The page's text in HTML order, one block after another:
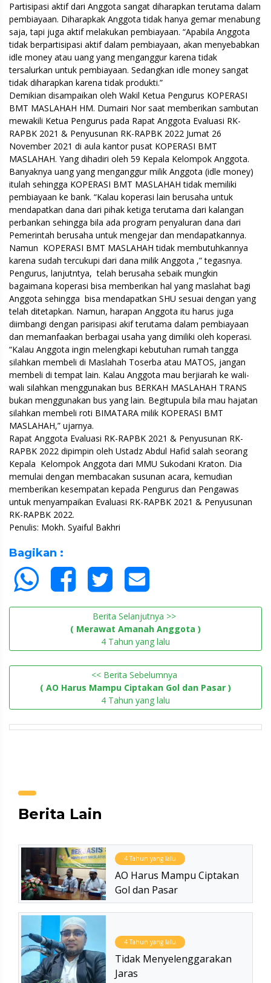
Partisipasi aktif dari Anggota sangat diharapkan terutama dalam
pembiayaan. Diharapkak Anggota tidak hanya gemar menabung
saja, tapi juga aktif melakukan pembiayaan. “Apabila Anggota
tidak berpartisipasi aktif dalam pembiayaan, akan menyebabkan
idle money atau uang yang menganggur karena tidak
tersalurkan untuk pembiayaan. Sedangkan idle money sangat
tidak diharapkan karena tidak produkti.”
Demikian disampaikan oleh Wakil Ketua Pengurus KOPERASI
BMT MASLAHAH HM. Dumairi Nor saat memberikan sambutan
mewakili Ketua Pengurus pada Rapat Anggota Evaluasi RK-
RAPBK 2021 & Penyusunan RK-RAPBK 2022 Jumat 26
November 2021 di aula kantor pusat KOPERASI BMT
MASLAHAH. Yang dihadiri oleh 59 Kepala Kelompok Anggota.
Banyaknya uang yang menganggur milik Anggota (idle money)
itulah sehingga KOPERASI BMT MASLAHAH tidak memiliki
pembiayaan ke bank. “Kalau koperasi lain berusaha untuk
mendapatkan dana dari pihak ketiga terutama dari kalangan
perbankan sehingga bila ada program penyaluran dana dari
Pemerintah berusaha untuk mengejar dan mendapatkannya.
Namun KOPERASI BMT MASLAHAH tidak membutuhkannya
karena sudah tercukupi dari dana milik Anggota ,” tegasnya.
Pengurus, lanjutntya, telah berusaha sebaik mungkin
bagaimana koperasi bisa memberikan hal yang maslahat bagi
Anggota sehingga bisa mendapatkan SHU sesuai dengan yang
telah ditetapkan. Namun, harapan Anggota itu harus juga
diimbangi dengan parisipasi akif terutama dalam pembiayaan
dan memanfaakan berbagai usaha yang dimiliki oleh koperasi.
“Kalau Anggota ingin melengkapi kebutuhan rumah tangga
silahkan membeli di Maslahah Toserba atau MATOS, jangan
membeli di tempat lain. Kalau Anggota mau berjiarah ke wali-
wali silahkan menggunakan bus BERKAH MASLAHAH TRANS
bukan menggunakan bus yang lain. Begitupula bila mau hajatan
silahkan membeli roti BIMATARA milik KOPERASI BMT
MASLAHAH,” ujarnya.
Rapat Anggota Evaluasi RK-RAPBK 2021 & Penyusunan RK-
RAPBK 2022 dipimpin oleh Ustadz Abdul Hafid salah seorang
Kepala Kelompok Anggota dari MMU Sukodani Kraton. Dia
memulai dengan membacakan susunan acara, kemudian
memberikan kesempatan kepada Pengurus dan Pengawas
untuk menyampaikan Evaluasi RK-RAPBK 2021 & Penyusunan
RK-RAPBK 2022.
Penulis: Mokh. Syaiful Bakhri
Bagikan :
Berita Selanjutnya >>
( Merawat Amanah Anggota )
4 Tahun yang lalu
<< Berita Sebelumnya
( AO Harus Mampu Ciptakan Gol dan Pasar )
4 Tahun yang lalu
Berita Lain
4 Tahun yang lalu
AO Harus Mampu Ciptakan
Gol dan Pasar
4 Tahun yang lalu
Tidak Menyelenggarakan
Jaras